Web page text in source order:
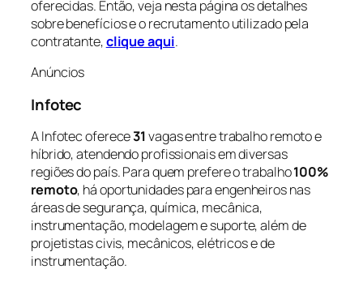
oferecidas. Então, veja nesta página os detalhes
sobre benefícios e o recrutamento utilizado pela
contratante,clique aqui.
Anúncios
Infotec
A Infotec oferece31vagas entre trabalho remoto e
híbrido, atendendo profissionais em diversas
regiões do país. Para quem prefere o trabalho100%
remoto, há oportunidades para engenheiros nas
áreas de segurança, química, mecânica,
instrumentação, modelagem e suporte, além de
projetistas civis, mecânicos, elétricos e de
instrumentação.